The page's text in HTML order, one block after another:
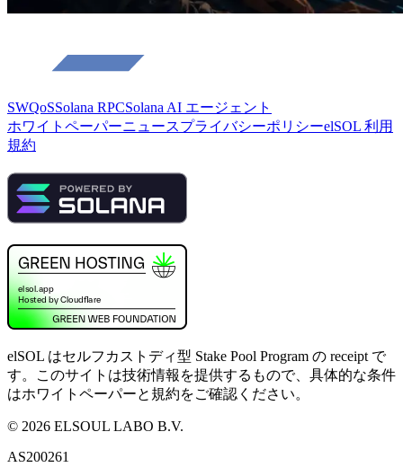
SWQoSSolana RPCSolana AI エージェント
ホワイトペーパーニュースプライバシーポリシーelSOL 利用
規約
elSOL はセルフカストディ型 Stake Pool Program の receipt で
す。このサイトは技術情報を提供するもので、具体的な条件
はホワイトペーパーと規約をご確認ください。
© 2026 ELSOUL LABO B.V.
AS200261